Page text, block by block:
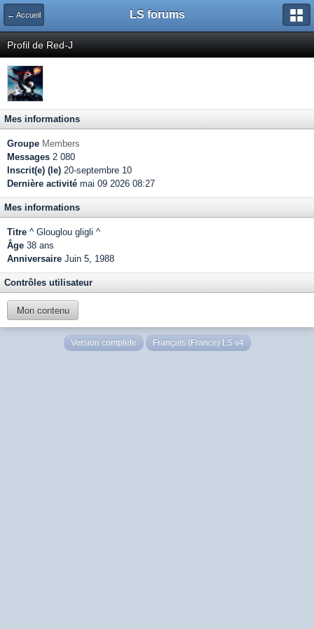
← Accueil LS forums
Profil de Red-J
Mes informations
Groupe Members
Messages 2 080
Inscrit(e) (le) 20-septembre 10
Dernière activité mai 09 2026 08:27
Mes informations
Titre ^ Glouglou gligli ^
Âge 38 ans
Anniversaire Juin 5, 1988
Contrôles utilisateur
Mon contenu
Version complète Français (France) LS v4